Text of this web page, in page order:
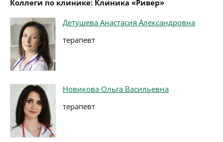
Коллеги по клинике: Клиника «Ривер»
Детушева Анастасия Александровна
терапевт
Новикова Ольга Васильевна
терапевт